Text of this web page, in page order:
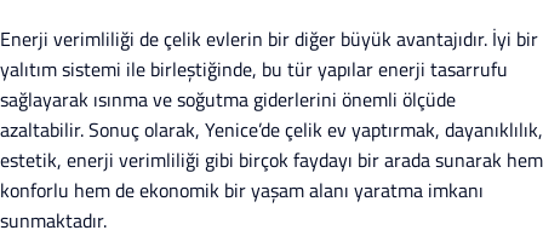
Enerji verimliliği de çelik evlerin bir diğer büyük avantajıdır. İyi bir
yalıtım sistemi ile birleştiğinde, bu tür yapılar enerji tasarrufu
sağlayarak ısınma ve soğutma giderlerini önemli ölçüde
azaltabilir. Sonuç olarak, Yenice’de çelik ev yaptırmak, dayanıklılık,
estetik, enerji verimliliği gibi birçok faydayı bir arada sunarak hem
konforlu hem de ekonomik bir yaşam alanı yaratma imkanı
sunmaktadır.